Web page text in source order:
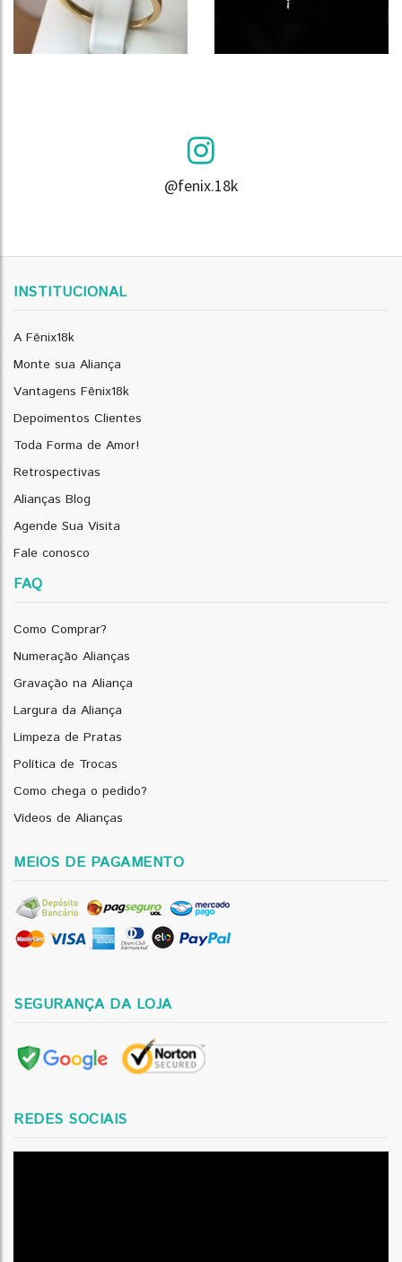
@fenix.18k
INSTITUCIONAL
A Fênix18k
Monte sua Aliança
Vantagens Fênix18k
Depoimentos Clientes
Toda Forma de Amor!
Retrospectivas
Alianças Blog
Agende Sua Visita
Fale conosco
FAQ
Como Comprar?
Numeração Alianças
Gravação na Aliança
Largura da Aliança
Limpeza de Pratas
Política de Trocas
Como chega o pedido?
Vídeos de Alianças
MEIOS DE PAGAMENTO
SEGURANÇA DA LOJA
REDES SOCIAIS